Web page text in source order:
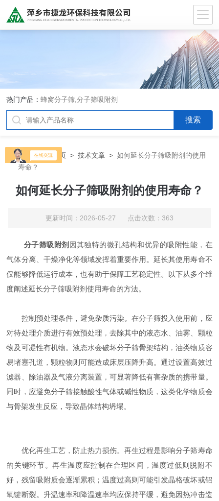
热门产品：蜂窝分子筛,分子筛吸附剂
当前位置：首页 >技术文章 >如何延长分子筛吸附剂的使用
寿命？
如何延长分子筛吸附剂的使用寿命？
更新时间：2026-05-27 点击次数：363
分子筛吸附剂 因其独特的微孔结构和优异的吸附性能，在
气体分离、干燥净化等领域发挥着重要作用。延长其使用寿命不
仅能够降低运行成本，也有助于保障工艺稳定性。以下从多个维
度阐述延长分子筛吸附剂使用寿命的方法。
控制预处理条件，避免杂质污染。在分子筛投入使用前，应
对待处理介质进行有效预处理，去除其中的液态水、油雾、颗粒
物及可凝性有机物。液态水会破坏分子筛骨架结构，油类物质容
易堵塞孔道，颗粒物则可能造成床层压降升高。通过设置高效过
滤器、除油器及气液分离装置，可显著降低有害杂质的携带量。
同时，应避免分子筛接触酸性气体或碱性物质，这类化学物质会
与骨架发生反应，导致晶体结构坍塌。
优化再生工艺，防止热力损伤。再生过程是影响分子筛寿命
的关键环节。再生温度应控制在合理区间，温度过低则脱附不
好，残留吸附质会逐渐累积；温度过高则可能引发晶格破坏或铝
氧键断裂。升温速率和降温速率均应保持平缓，避免因热冲击造